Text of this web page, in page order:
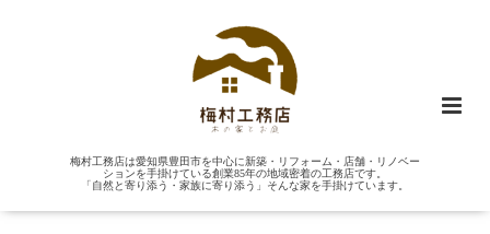
梅村工務店は愛知県豊田市を中心に新築・リフォーム・店舗・リノベー
ションを手掛けている創業85年の地域密着の工務店です。
「自然と寄り添う・家族に寄り添う」そんな家を手掛けています。